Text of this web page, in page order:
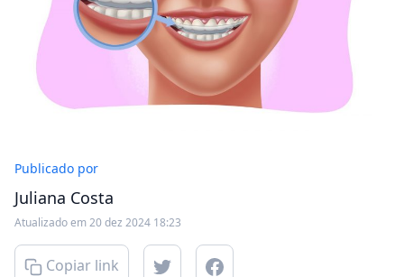
Publicado por
Juliana Costa
Atualizado em 20 dez 2024 18:23
Copiar link